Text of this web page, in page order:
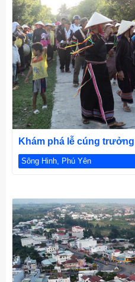
Khám phá lễ cúng
Sông Hinh, Phú Yên
CHI